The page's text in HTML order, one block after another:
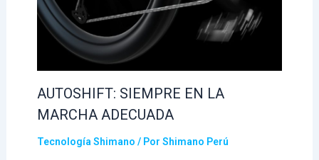
AUTOSHIFT: SIEMPRE EN LA
MARCHA ADECUADA
Tecnología Shimano / Por Shimano Perú